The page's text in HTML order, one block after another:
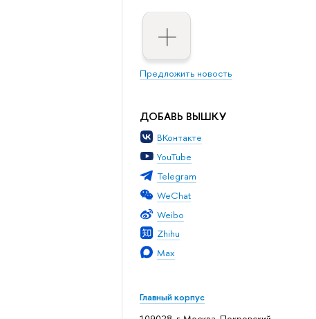
Предложить новость
ДОБАВЬ ВЫШКУ
ВКонтакте
YouTube
Telegram
WeChat
Weibo
Zhihu
Max
Главный корпус